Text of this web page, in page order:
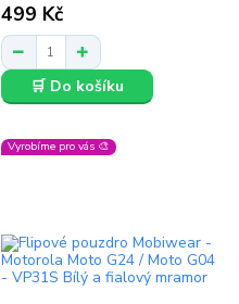
499 Kč
🛒 Do košíku
Vyrobíme pro vás 🎨